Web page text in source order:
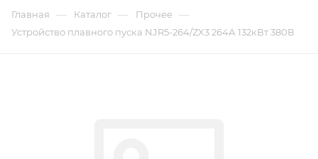
Главная — Каталог — Прочее —
Устройство плавного пуска NJR5-264/ZX3 264А 132кВт 380В